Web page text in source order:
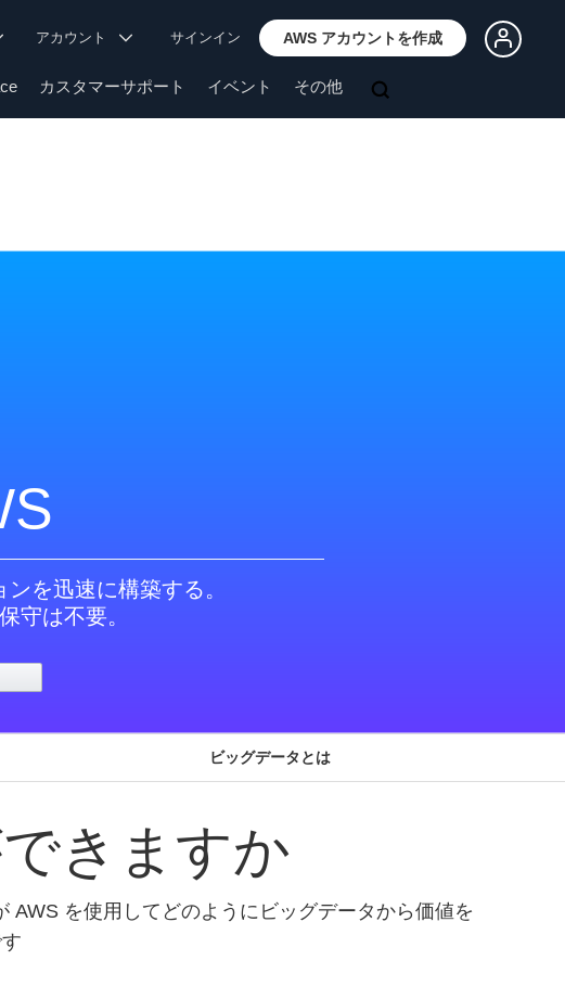
アカウント サインイン AWS アカウントを作成
カスタマーサポート イベント その他
を迅速に構築する。
守は不要。
ビッグデータとは
きますか
を使用してどのようにビッグデータから価値を